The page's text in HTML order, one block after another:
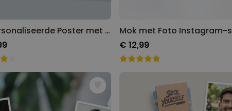
Gepersonaliseerde Poster met Foto en Songtitel
Mok met Foto Instagram-
€ 12,99